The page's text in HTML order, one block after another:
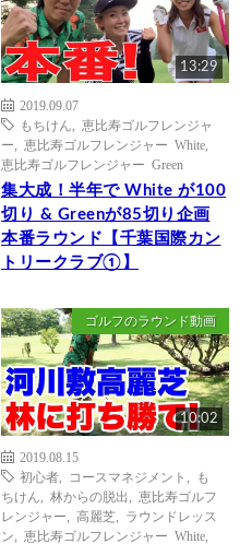
13:29
2019.09.07
もちけん
恵比寿ゴルフレンジャ
ー
恵比寿ゴルフレンジャー White
恵比寿ゴルフレンジャー Green
集大成！半年で White が100
切り & Greenが85切り企画
本番ラウンド【千葉国際カン
トリークラブ①】
ゴルフのラウンド動画
10:02
2019.08.15
初心者
コースマネジメント
も
ちけん
林からの脱出
恵比寿ゴルフ
レンジャー
高麗芝
ラウンドレッス
ン
恵比寿ゴルフレンジャー White